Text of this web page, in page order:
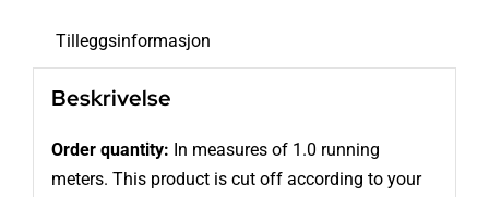
Tilleggsinformasjon
Beskrivelse
Order quantity: In measures of 1.0 running
meters. This product is cut off according to your